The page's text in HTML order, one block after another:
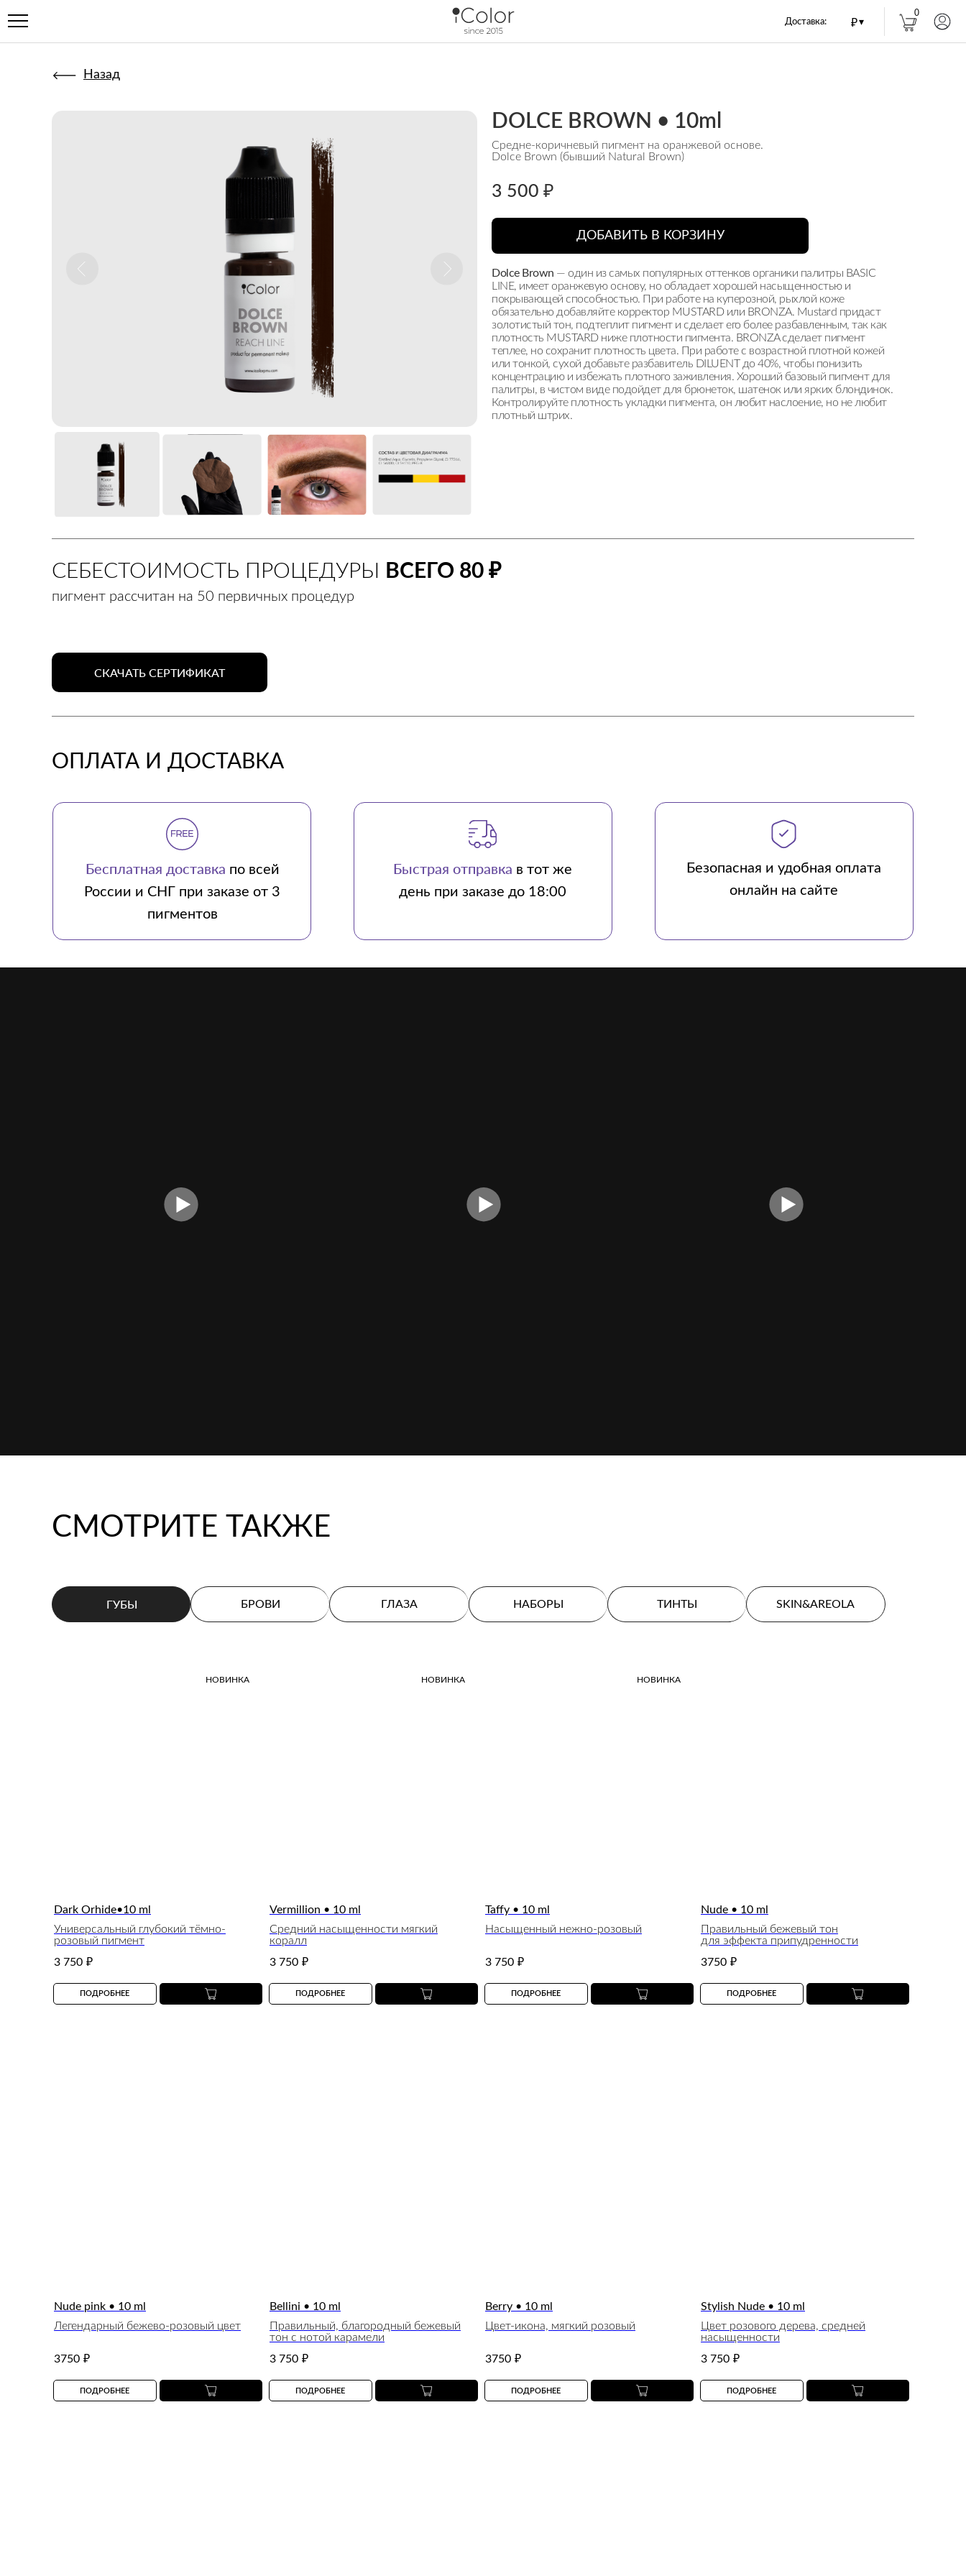
0
Доставка: ₽▾
Назад
DOLCE BROWN • 10ml
Средне-коричневый пигмент на оранжевой основе.
Dolce Brown (бывший Natural Brown)
3 500 ₽
Dolce Brown — один из самых популярных оттенков органики палитры BASIC
LINE, имеет оранжевую основу, но обладает хорошей насыщенностью и
покрывающей способностью. При работе на куперозной, рыхлой коже
обязательно добавляйте корректор MUSTARD или BRONZA. Mustard придаст
золотистый тон, подтеплит пигмент и сделает его более разбавленным, так как
плотность MUSTARD ниже плотности пигмента. BRONZA сделает пигмент
теплее, но сохранит плотность цвета. При работе с возрастной плотной кожей
или тонкой, сухой добавьте разбавитель DILUENT до 40%, чтобы понизить
концентрацию и избежать плотного заживления. Хороший базовый пигмент для
палитры, в чистом виде подойдет для брюнеток, шатенок или ярких блондинок.
Контролируйте плотность укладки пигмента, он любит наслоение, но не любит
плотный штрих.
ДОБАВИТЬ В КОРЗИНУ
СЕБЕСТОИМОСТЬ ПРОЦЕДУРЫ ВСЕГО 80 ₽
СКАЧАТЬ СЕРТИФИКАТ
пигмент рассчитан на 50 первичных процедур
ОПЛАТА И ДОСТАВКА
Безопасная и удобная оплата
онлайн на сайте
Быстрая отправка в тот же
день при заказе до 18:00
Бесплатная доставка по всей
России и СНГ при заказе от 3
пигментов
СМОТРИТЕ ТАКЖЕ
ГУБЫ БРОВИ ГЛАЗА НАБОРЫ ТИНТЫ SKIN&AREOLA
НОВИНКА
Dark Orhide•10 ml
Универсальный глубокий тёмно-
розовый пигмент
3 750 ₽
ПОДРОБНЕЕ
НОВИНКА
Vermillion • 10 ml
Средний насыщенности мягкий
коралл
3 750 ₽
ПОДРОБНЕЕ
НОВИНКА
Taffy • 10 ml
Насыщенный нежно-розовый
3 750 ₽
ПОДРОБНЕЕ
Nude • 10 ml
Правильный бежевый тон
для эффекта припудренности
3750 ₽
ПОДРОБНЕЕ
Nude pink • 10 ml
Легендарный бежево-розовый цвет
3750 ₽
ПОДРОБНЕЕ
Bellini • 10 ml
Правильный, благородный бежевый
тон с нотой карамели
3 750 ₽
ПОДРОБНЕЕ
Berry • 10 ml
Цвет-икона, мягкий розовый
3750 ₽
ПОДРОБНЕЕ
Stylish Nude • 10 ml
Цвет розового дерева, средней
насыщенности
3 750 ₽
ПОДРОБНЕЕ